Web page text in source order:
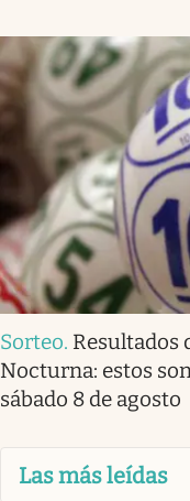
Sorteo. Resultados
Nocturna: estos
sábado 8 de agosto
Las más leídas